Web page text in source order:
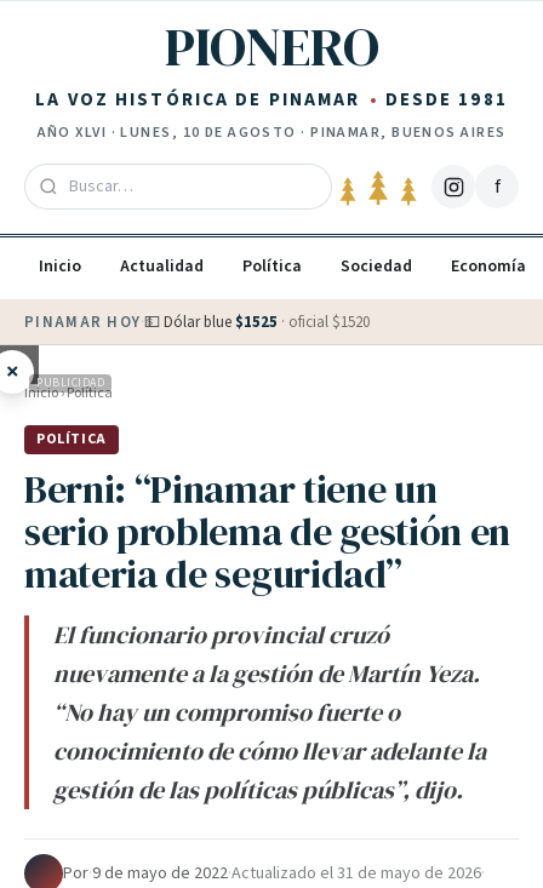
PIONERO
LA VOZ HISTÓRICA DE PINAMAR DESDE 1981
AÑOXLVI ·LUNES, 10 DE AGOSTO · PINAMAR, BUENOS AIRES
f
Inicio Actualidad Política Sociedad Economía
PINAMAR HOY·💵 Dólar blue $1525 · oficial $1520
× PUBLICIDAD
Inicio›Política
POLÍTICA
Berni: “Pinamar tiene un
serio problema de gestión en
materia de seguridad”
El funcionario provincial cruzó
nuevamente a la gestión de Martín Yeza.
“No hay un compromiso fuerte o
conocimiento de cómo llevar adelante la
gestión de las políticas públicas”, dijo.
Por·9 de mayo de 2022·Actualizado el31 de mayo de 2026·